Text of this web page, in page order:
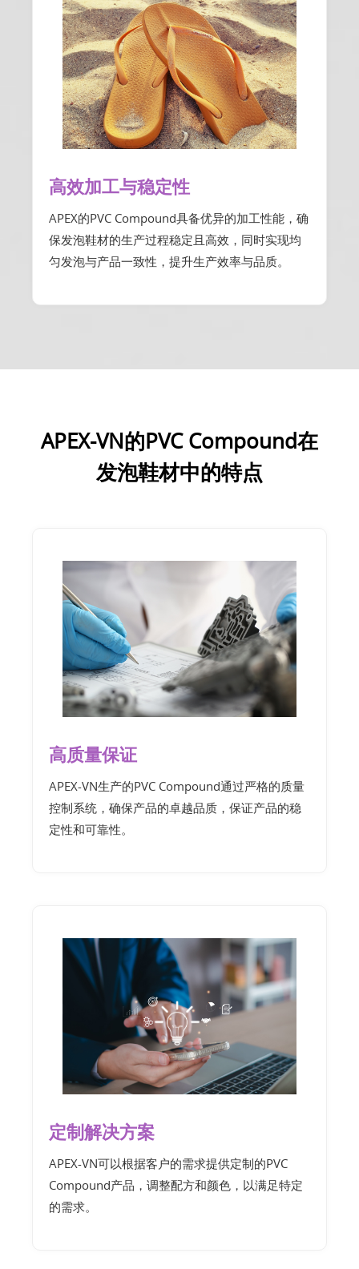
高效加工与稳定性
APEX的PVC Compound具备优异的加工性能，确
保发泡鞋材的生产过程稳定且高效，同时实现均
匀发泡与产品一致性，提升生产效率与品质。
APEX-VN的PVC Compound在
发泡鞋材中的特点
高质量保证
APEX-VN生产的PVC Compound通过严格的质量
控制系统，确保产品的卓越品质，保证产品的稳
定性和可靠性。
定制解决方案
APEX-VN可以根据客户的需求提供定制的PVC
Compound产品，调整配方和颜色，以满足特定
的需求。